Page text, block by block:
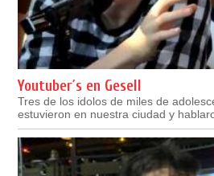
Youtuber´s en Gesell
Tres de los idolos de miles de
estuvieron en nuestra ciudad y